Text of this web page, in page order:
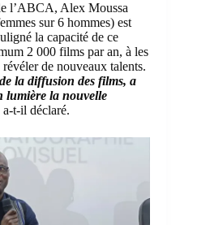
l’ABCA, Alex Moussa
sur 6 hommes) est
la capacité de ce
2 000 films par an, à les
de nouveaux talents.
la diffusion des films, a
lumière la nouvelle
a-t-il déclaré.